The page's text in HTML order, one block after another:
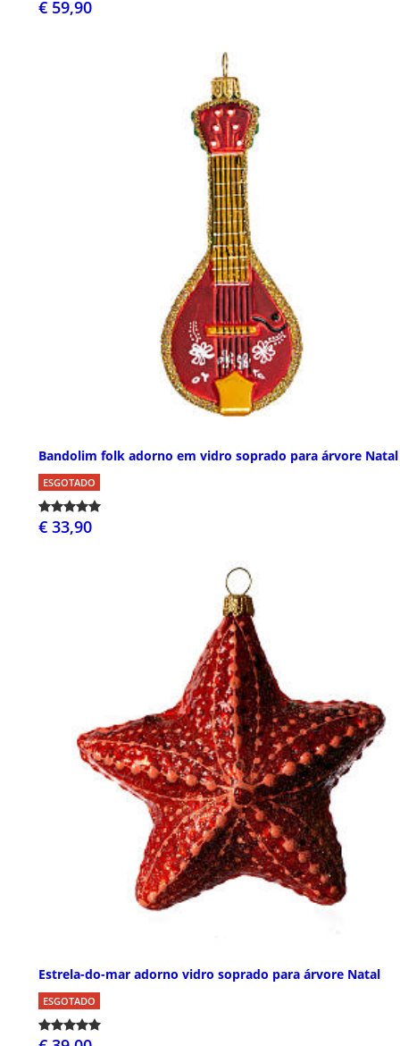
€ 59,90
Bandolim folk adorno em vidro soprado para árvore Natal
ESGOTADO
€ 33,90
Estrela-do-mar adorno vidro soprado para árvore Natal
ESGOTADO